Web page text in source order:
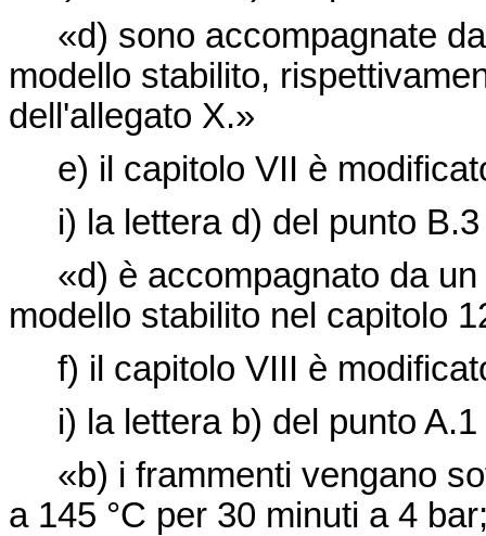
«d) sono accompagnate
modello stabilito,
dell'allegato X.»
e) il capitolo VII è
i) la lettera d) del punto B.3
«d) è accompagnato da un
modello stabilito nel capitolo
f) il capitolo VIII è
i) la lettera b) del punto A.1
«b) i frammenti vengano
a 145 °C per 30 minuti a 4